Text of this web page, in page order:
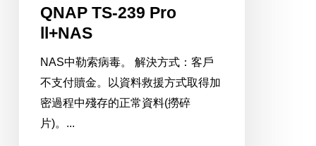
QNAP TS-239 Pro
ll+NAS
NAS中勒索病毒。 解決方式：客戶
不支付贖金。以資料救援方式取得加
密過程中殘存的正常資料(撈碎
片)。...